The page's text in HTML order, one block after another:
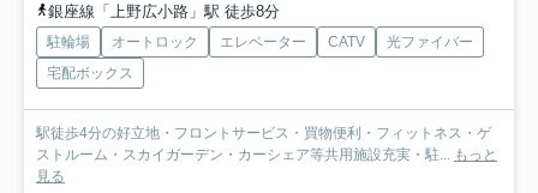
銀座線「上野広小路」駅 徒歩8分
駐輪場 オートロック エレベーター CATV
光ファイバー
宅配ボックス
駅徒歩4分の好立地・フロントサービス・買物便利・フィットネス・ゲ
ストルーム・スカイガーデン・カーシェア等共用施設充実・駐... もっと
見る